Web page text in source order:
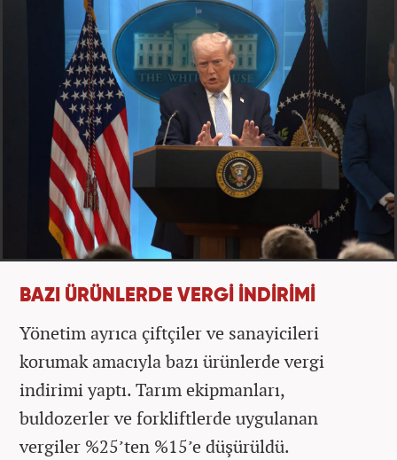
BAZI ÜRÜNLERDE VERGİ İNDİRİMİ
Yönetim ayrıca çiftçiler ve sanayicileri
korumak amacıyla bazı ürünlerde vergi
indirimi yaptı. Tarım ekipmanları,
buldozerler ve forkliftlerde uygulanan
vergiler %25’ten %15’e düşürüldü.